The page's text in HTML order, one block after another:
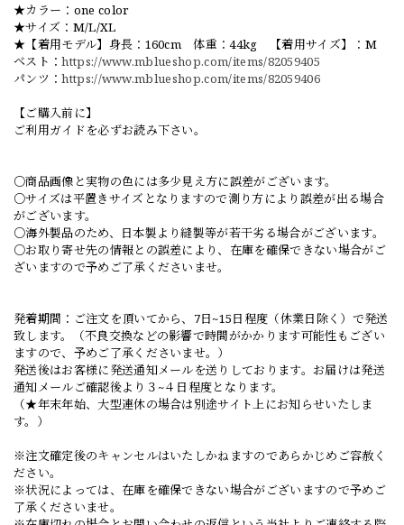
★カラー：one color
★サイズ：M/L/XL
★【着用モデル】身長：160cm 体重：44kg 【着用サイズ】：M
ベスト：https://www.mblueshop.com/items/82059405
パンツ：https://www.mblueshop.com/items/82059406
【ご購入前に】
ご利用ガイドを必ずお読み下さい。
○商品画像と実物の色には多少見え方に誤差がございます。
○サイズは平置きサイズとなりますので測り方により誤差が出る場合
がございます。
○海外製品のため、日本製より縫製等が若干劣る場合がございます。
○お取り寄せ先の情報との誤差により、在庫を確保できない場合がご
ざいますので予めご了承くださいませ。
発着期間：ご注文を頂いてから、7日~15日程度（休業日除く）で発送
致します。（不良交換などの影響で時間がかかります可能性もござい
ますので、予めご了承くださいませ。）
発送後はお客様に発送通知メールを送りしております。お届けは発送
通知メールご確認後より３~４日程度となります。
（★年末年始、大型連休の場合は別途サイト上にお知らせいたしま
す。）
※注文確定後のキャンセルはいたしかねますのであらかじめご容赦く
ださい。
※状況によっては、在庫を確保できない場合がございますので予めご
了承くださいませ。